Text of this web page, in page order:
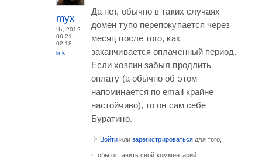
myx
Чт, 2012-
06-21
02:18
link
Да нет, обычно в таких случаях
домен тупо перепокупается через
месяц после того, как
заканчивается оплаченный период.
Если хозяин забыл продлить
оплату (а обычно об этом
напоминается по email крайне
настойчиво), то он сам себе
Буратино.
Войти или зарегистрироваться для того,
чтобы оставить свой комментарий.